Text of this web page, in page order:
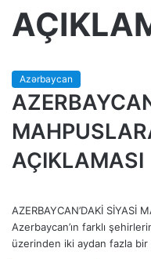
Azərbaycan
AÇIKLAMASI
AZERBAYCAN’DAKİ SİYASİ
Azerbaycan’ın farklı
üzerinden iki aydan fazla bir